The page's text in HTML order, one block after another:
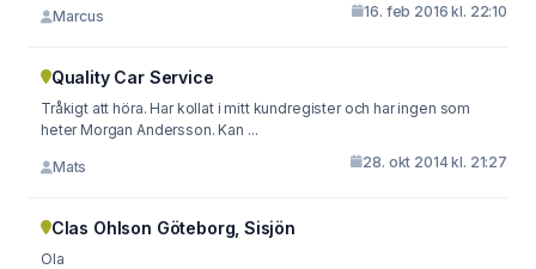
Marcus 16. feb 2016 kl. 22:10
Quality Car Service
Tråkigt att höra. Har kollat i mitt kundregister och har ingen som
heter Morgan Andersson. Kan ...
Mats 28. okt 2014 kl. 21:27
Clas Ohlson Göteborg, Sisjön
Ola